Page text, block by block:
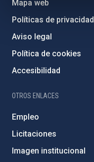
Mapa web
Políticas de privacidad
Aviso legal
Política de cookies
Accesibilidad
OTROS ENLACES
Empleo
Licitaciones
Imagen institucional